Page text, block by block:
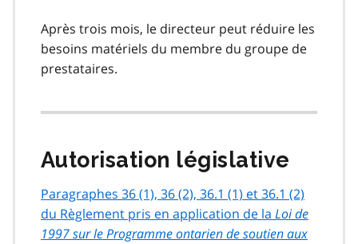
Après trois mois, le directeur peut réduire les
besoins matériels du membre du groupe de
prestataires.
Autorisation législative
Paragraphes 36 (1), 36 (2), 36.1 (1) et 36.1 (2)
du Règlement pris en application de la Loi de
1997 sur le Programme ontarien de soutien aux